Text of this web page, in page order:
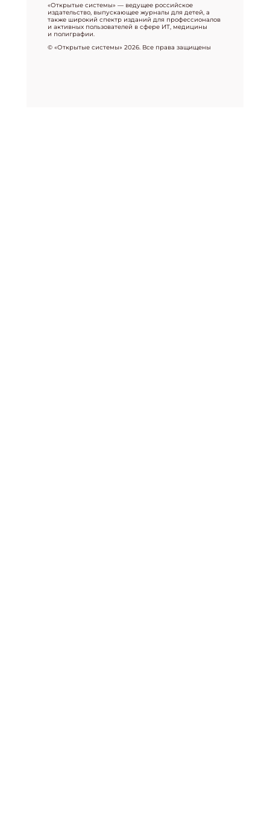
«Открытые системы» — ведущее российское
издательство, выпускающее журналы для детей, а
также широкий спектр изданий для профессионалов
и активных пользователей в сфере ИТ, медицины
и полиграфии.
© «Открытые системы» 2026. Все права защищены